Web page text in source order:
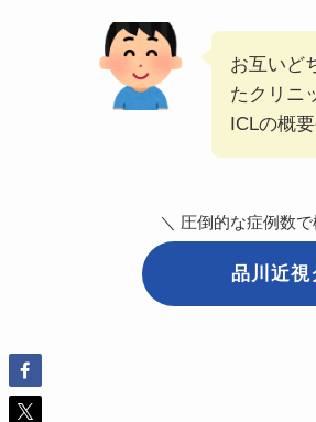
お互いど
たクリニ
ICLの概
＼ 圧倒的な症例数
品川近視